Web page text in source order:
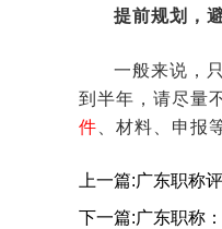
提前规划，
一般来说，
到半年，请尽量
件 、材料、申报
上一篇:广东职称
下一篇:广东职称